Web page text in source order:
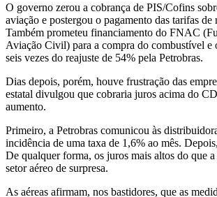
O governo zerou a cobrança de PIS/Cofins
aviação e postergou o pagamento das tarifas de
Também prometeu financiamento do FNAC
Aviação Civil) para a compra do combustível e
seis vezes do reajuste de 54% pela Petrobras.
Dias depois, porém, houve frustração das
estatal divulgou que cobraria juros acima do
aumento.
Primeiro, a Petrobras comunicou às
incidência de uma taxa de 1,6% ao mês.
De qualquer forma, os juros mais altos do que
setor aéreo de surpresa.
As aéreas afirmam, nos bastidores, que as